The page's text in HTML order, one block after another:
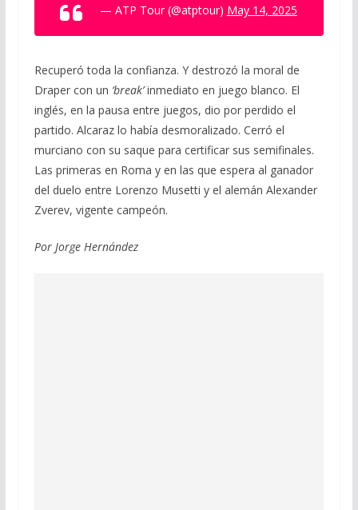
— ATP Tour (@atptour) May 14, 2025
Recuperó toda la confianza. Y destrozó la moral de
Draper con un ‘break’inmediato en juego blanco. El
inglés, en la pausa entre juegos, dio por perdido el
partido. Alcaraz lo había desmoralizado. Cerró el
murciano con su saque para certificar sus semifinales.
Las primeras en Roma y en las que espera al ganador
del duelo entre Lorenzo Musetti y el alemán Alexander
Zverev, vigente campeón.
Por Jorge Hernández